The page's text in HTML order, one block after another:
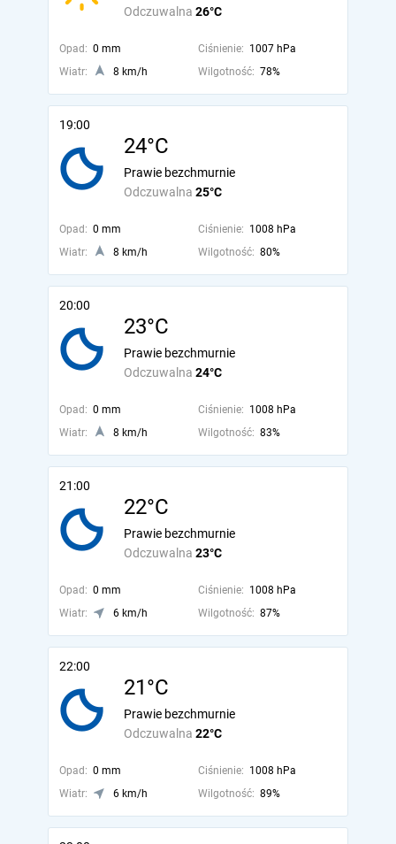
Odczuwalna 26°C
Opad: 0 mm Ciśnienie: 1007 hPa
Wiatr:
8 km/h Wilgotność: 78%
19:00
24°C
Odczuwalna 25°C
Prawie bezchmurnie
Opad: 0 mm Ciśnienie: 1008 hPa
Wiatr:
8 km/h Wilgotność: 80%
20:00
23°C
Odczuwalna 24°C
Prawie bezchmurnie
Opad: 0 mm Ciśnienie: 1008 hPa
Wiatr:
8 km/h Wilgotność: 83%
21:00
22°C
Odczuwalna 23°C
Prawie bezchmurnie
Opad: 0 mm Ciśnienie: 1008 hPa
Wiatr:
6 km/h Wilgotność: 87%
22:00
21°C
Odczuwalna 22°C
Prawie bezchmurnie
Opad: 0 mm Ciśnienie: 1008 hPa
Wiatr:
6 km/h Wilgotność: 89%